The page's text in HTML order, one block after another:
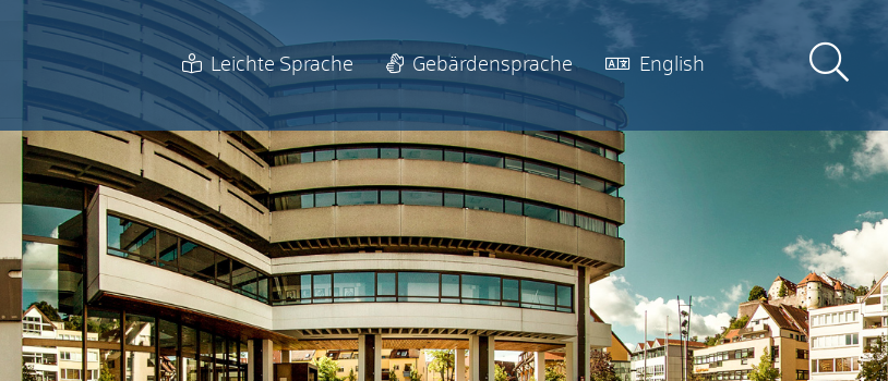
Leichte Sprache Gebärdensprache English